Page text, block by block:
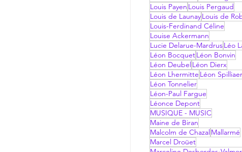
Louis Payen Louis Pergaud
Louis de LaunayLouis de
Louis-Ferdinand Céline
Louise Ackermann
Lucie Delarue-MardrusLéo
Léon BocquetLéon Bonvin
Léon Deubel Léon Dierx
Léon Lhermitte Léon
Léon Tonnelier
Léon-Paul Fargue
Léonce Depont
MUSIQUE - MUSIC
Maine de Biran
Malcolm de Chazal Mallarmé
Marcel Droüet